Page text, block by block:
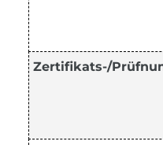
Zertifikats-/